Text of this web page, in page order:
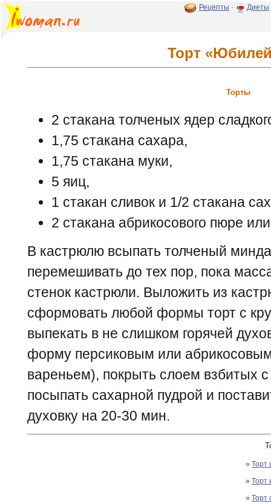
Рецепты · Диеты
Торт
Торты
2 стакана толченых ядер
1,75 стакана сахара,
1,75 стакана муки,
5 яиц,
1 стакан сливок и 1/2 стакана
2 стакана абрикосового пюре
В кастрюлю всыпать толченый
перемешивать до тех пор, пока
стенок кастрюли. Выложить из
сформовать любой формы торт с
выпекать в не слишком горячей
форму персиковым или
вареньем), покрыть слоем взбитых
посыпать сахарной пудрой и
духовку на 20-30 мин.
» Торт
» Торт
» Торт